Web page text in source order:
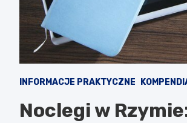
INFORMACJE PRAKTYCZNE
Noclegi w